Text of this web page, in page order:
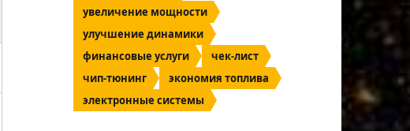
увеличение мощности
улучшение динамики
финансовые услуги
чек-лист
чип-тюнинг
экономия топлива
электронные системы